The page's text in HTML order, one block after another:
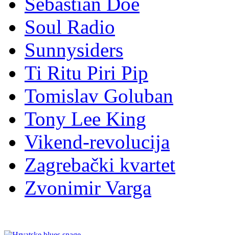
Soul Radio
Sunnysiders
Ti Ritu Piri Pip
Tomislav Goluban
Tony Lee King
Vikend-revolucija
Zagrebački kvartet
Zvonimir Varga